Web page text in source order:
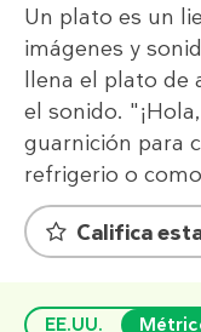
Un plato es un
imágenes y
llena el plato de
el sonido.
guarnición para
refrigerio o
Califica
EE.UU.